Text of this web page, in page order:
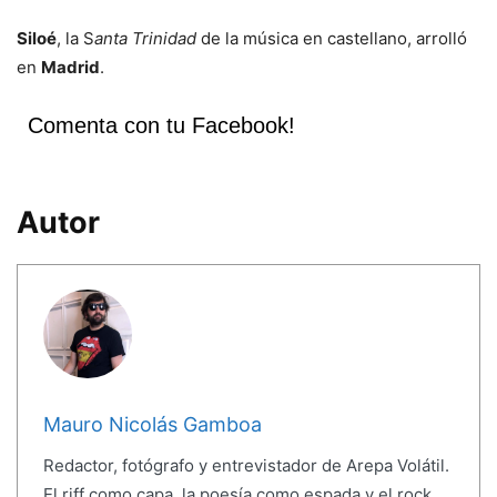
Siloé, la Santa Trinidad de la música en castellano, arrolló
en Madrid.
Comenta con tu Facebook!
Autor
Mauro Nicolás Gamboa
Redactor, fotógrafo y entrevistador de Arepa Volátil.